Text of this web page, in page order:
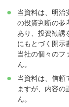
当資料は、明治
の投資判断の参
あり、投資勧誘
にもとづく開示
当社の個々のフ
ん。
当資料は、信頼
ますが、内容の
ん。